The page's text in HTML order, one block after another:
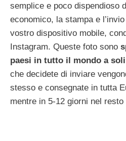
semplice e poco dispendioso
economico, la stampa e
vostro dispositivo mobile,
Instagram. Queste foto sono
paesi in tutto il mondo a
che decidete di inviare
stesso e consegnate in tutta
mentre in 5-12 giorni nel resto